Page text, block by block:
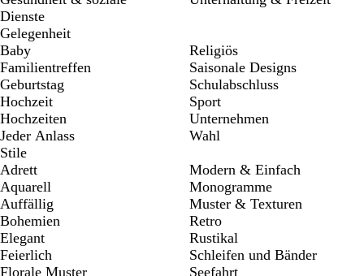
Dienste
Gelegenheit
Baby
Familientreffen
Geburtstag
Hochzeit
Hochzeiten
Jeder Anlass
Religiös
Saisonale Designs
Schulabschluss
Sport
Unternehmen
Wahl
Stile
Adrett
Aquarell
Auffällig
Bohemien
Elegant
Feierlich
Florale Muster
Modern & Einfach
Monogramme
Muster & Texturen
Retro
Rustikal
Schleifen und Bänder
Seefahrt